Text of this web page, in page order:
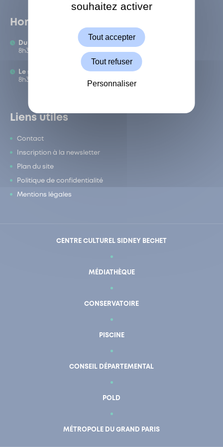
Horaires
Du lundi au vendredi :
8h30-12h/13h-17h
Le samedi :
8h30-12h
Liens utiles
Contact
Inscription à la newsletter
Plan du site
Politique de confidentialité
Mentions légales
CENTRE CULTUREL SIDNEY BECHET
MÉDIATHÈQUE
CONSERVATOIRE
PISCINE
CONSEIL DÉPARTEMENTAL
POLD
MÉTROPOLE DU GRAND PARIS
En un clic Mon compte
ShareThis est désactivé.
souhaitez activer
Tout accepter
Tout refuser
Personnaliser